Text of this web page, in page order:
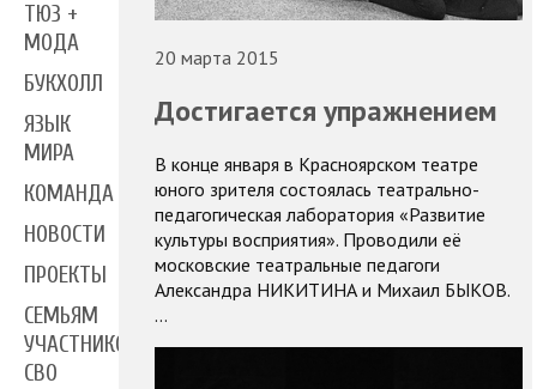
ТЮЗ +
МОДА
БУКХОЛЛ
ЯЗЫК
МИРА
КОМАНДА
НОВОСТИ
ПРОЕКТЫ
СЕМЬЯМ
УЧАСТНИКОВ
СВО
20 марта 2015
Достигается упражнением
В конце января в Красноярском театре
юного зрителя состоялась театрально-
педагогическая лаборатория «Развитие
культуры восприятия». Проводили её
московские театральные педагоги
Александра НИКИТИНА и Михаил БЫКОВ.
…